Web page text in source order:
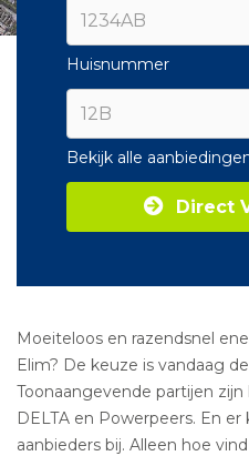
Huisnummer
Bekijk alle
Direct
Moeiteloos en razendsnel
Elim? De keuze is vandaag
Toonaangevende partijen
DELTA en Powerpeers. En
aanbieders bij. Alleen hoe